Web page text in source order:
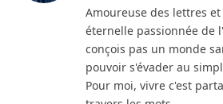
Amoureuse des lettres
éternelle passionnée de
conçois pas un monde
pouvoir s'évader au
Pour moi, vivre c'est